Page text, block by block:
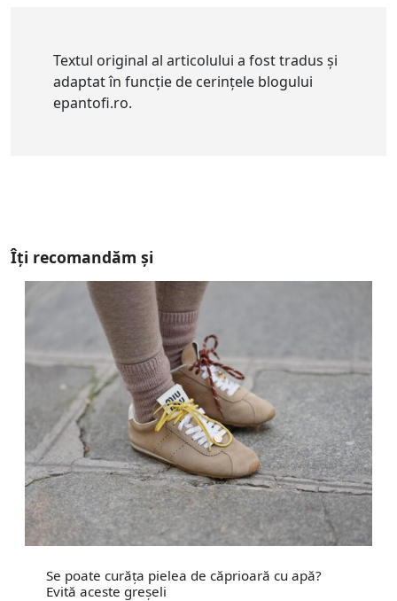
Textul original al articolului a fost tradus și
adaptat în funcție de cerințele blogului
epantofi.ro.
Îți recomandăm și
Se poate curăța pielea de căprioară cu apă?
Evită aceste greșeli